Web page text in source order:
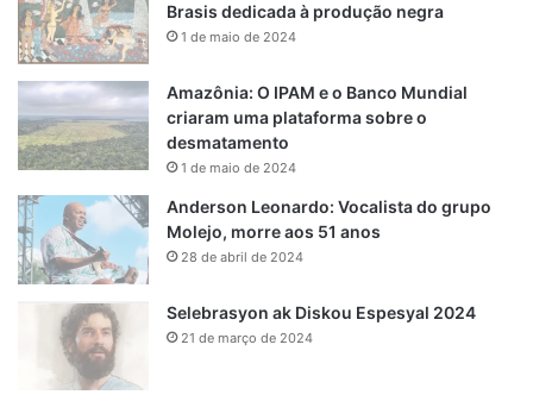
Brasis dedicada à produção negra
1 de maio de 2024
Amazônia: O IPAM e o Banco Mundial
criaram uma plataforma sobre o
desmatamento
1 de maio de 2024
Anderson Leonardo: Vocalista do grupo
Molejo, morre aos 51 anos
28 de abril de 2024
Selebrasyon ak Diskou Espesyal 2024
21 de março de 2024